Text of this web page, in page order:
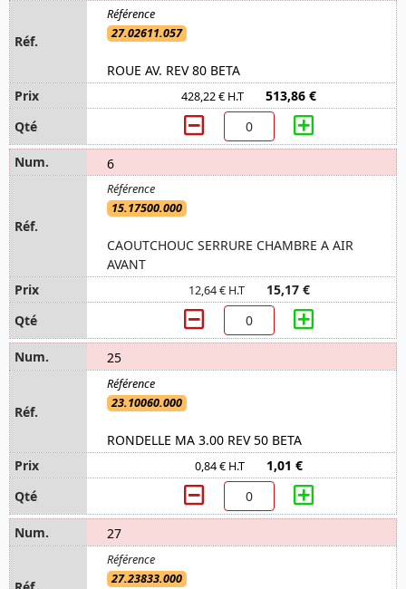
27.02611.057
ROUE AV. REV 80 BETA
428,22 € H.T 513,86 €
6
15.17500.000
CAOUTCHOUC SERRURE CHAMBRE A AIR
AVANT
12,64 € H.T 15,17 €
25
23.10060.000
RONDELLE MA 3.00 REV 50 BETA
0,84 € H.T 1,01 €
27
27.23833.000